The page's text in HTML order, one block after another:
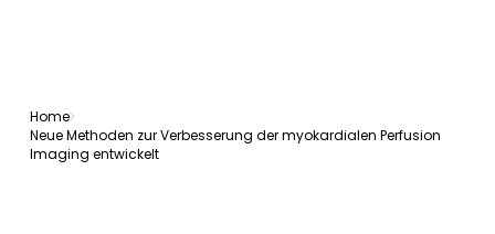
Home
Neue Methoden zur Verbesserung der myokardialen Perfusion
Imaging entwickelt